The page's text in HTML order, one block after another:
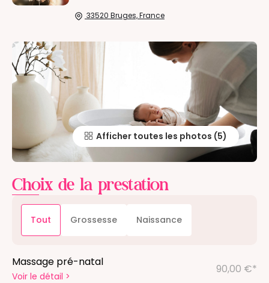
33520 Bruges, France
Afficher toutes les photos
Choix de la prestation
Tout Grossesse Naissance
Massage pré-natal
Voir le détail >
90,00 €*